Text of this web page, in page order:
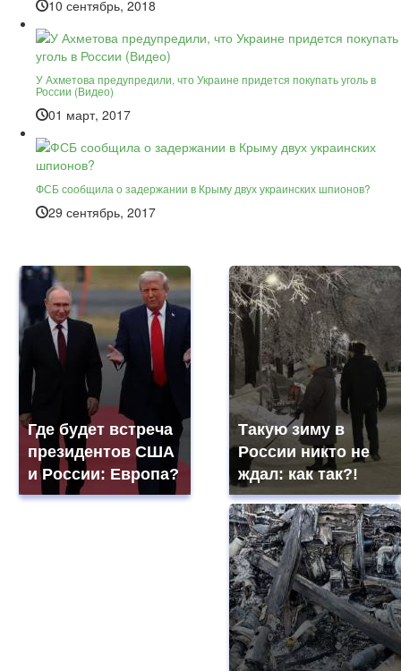
10 сентябрь, 2018
У Ахметова предупредили, что Украине придется покупать уголь в
России (Видео)
01 март, 2017
ФСБ сообщила о задержании в Крыму двух украинских шпионов?
29 сентябрь, 2017
Где будет встреча
президентов США
и России: Европа?
Такую зиму в
России никто не
ждал: как так?!